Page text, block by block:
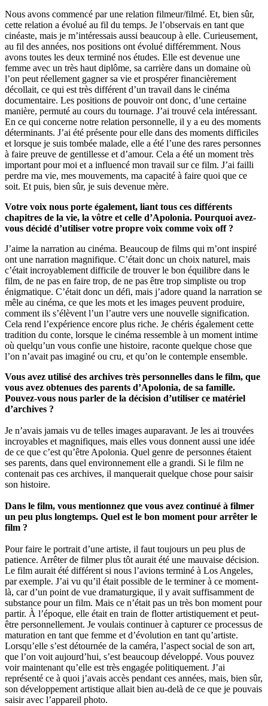
Nous avons commencé par une relation filmeur/filmé. Et, bien sûr,
cette relation a évolué au fil du temps. Je l’observais en tant que
cinéaste, mais je m’intéressais aussi beaucoup à elle. Curieusement,
au fil des années, nos positions ont évolué différemment. Nous
avons toutes les deux terminé nos études. Elle est devenue une
femme avec un très haut diplôme, sa carrière dans un domaine où
l’on peut réellement gagner sa vie et prospérer financièrement
décollait, ce qui est très différent d’un travail dans le cinéma
documentaire. Les positions de pouvoir ont donc, d’une certaine
manière, permuté au cours du tournage. J’ai trouvé cela intéressant.
En ce qui concerne notre relation personnelle, il y a eu des moments
déterminants. J’ai été présente pour elle dans des moments difficiles
et lorsque je suis tombée malade, elle a été l’une des rares personnes
à faire preuve de gentillesse et d’amour. Cela a été un moment très
important pour moi et a influencé mon travail sur ce film. J’ai failli
perdre ma vie, mes mouvements, ma capacité à faire quoi que ce
soit. Et puis, bien sûr, je suis devenue mère.
Votre voix nous porte également, liant tous ces différents
chapitres de la vie, la vôtre et celle d’Apolonia. Pourquoi avez-
vous décidé d’utiliser votre propre voix comme voix off ?
J’aime la narration au cinéma. Beaucoup de films qui m’ont inspiré
ont une narration magnifique. C’était donc un choix naturel, mais
c’était incroyablement difficile de trouver le bon équilibre dans le
film, de ne pas en faire trop, de ne pas être trop simpliste ou trop
énigmatique. C’était donc un défi, mais j’adore quand la narration se
mêle au cinéma, ce que les mots et les images peuvent produire,
comment ils s’élèvent l’un l’autre vers une nouvelle signification.
Cela rend l’expérience encore plus riche. Je chéris également cette
tradition du conte, lorsque le cinéma ressemble à un moment intime
où quelqu’un vous confie une histoire, raconte quelque chose que
l’on n’avait pas imaginé ou cru, et qu’on le contemple ensemble.
Vous avez utilisé des archives très personnelles dans le film, que
vous avez obtenues des parents d’Apolonia, de sa famille.
Pouvez-vous nous parler de la décision d’utiliser ce matériel
d’archives ?
Je n’avais jamais vu de telles images auparavant. Je les ai trouvées
incroyables et magnifiques, mais elles vous donnent aussi une idée
de ce que c’est qu’être Apolonia. Quel genre de personnes étaient
ses parents, dans quel environnement elle a grandi. Si le film ne
contenait pas ces archives, il manquerait quelque chose pour saisir
son histoire.
Dans le film, vous mentionnez que vous avez continué à filmer
un peu plus longtemps. Quel est le bon moment pour arrêter le
film ?
Pour faire le portrait d’une artiste, il faut toujours un peu plus de
patience. Arrêter de filmer plus tôt aurait été une mauvaise décision.
Le film aurait été différent si nous l’avions terminé à Los Angeles,
par exemple. J’ai vu qu’il était possible de le terminer à ce moment-
là, car d’un point de vue dramaturgique, il y avait suffisamment de
substance pour un film. Mais ce n’était pas un très bon moment pour
partir. À l’époque, elle était en train de flotter artistiquement et peut-
être personnellement. Je voulais continuer à capturer ce processus de
maturation en tant que femme et d’évolution en tant qu’artiste.
Lorsqu’elle s’est détournée de la caméra, l’aspect social de son art,
que l’on voit aujourd’hui, s’est beaucoup développé. Vous pouvez
voir maintenant qu’elle est très engagée politiquement. J’ai
représenté ce à quoi j’avais accès pendant ces années, mais, bien sûr,
son développement artistique allait bien au-delà de ce que je pouvais
saisir avec l’appareil photo.